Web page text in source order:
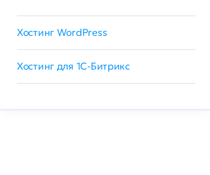
Хостинг WordPress
Хостинг для 1C-Битрикс